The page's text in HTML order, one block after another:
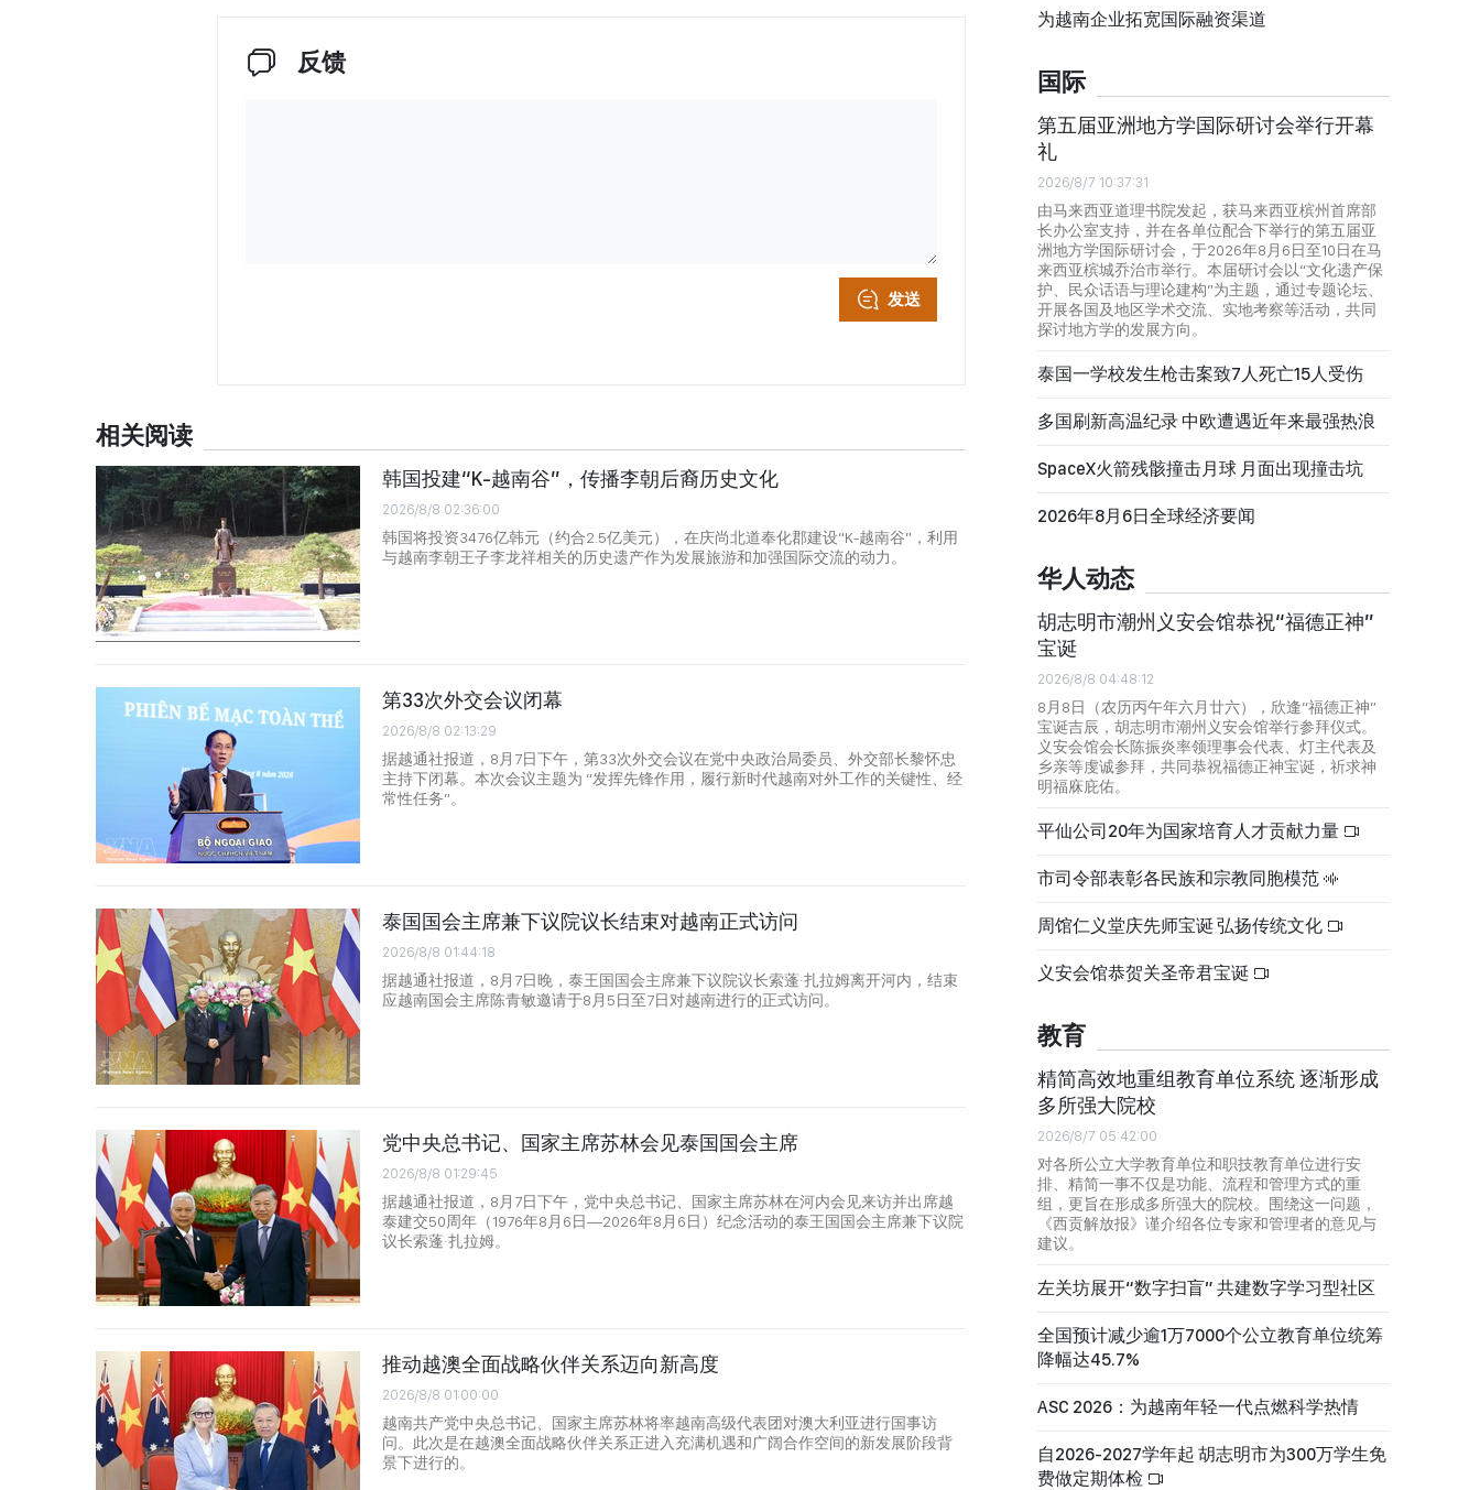
反馈
发送
相关阅读
韩国投建“K-越南谷”，传播李朝后裔历史文化
2026/8/8 02:36:00
韩国将投资3476亿韩元（约合2.5亿美元），在庆尚北道奉化郡建设“K-越南谷”，利用
与越南李朝王子李龙祥相关的历史遗产作为发展旅游和加强国际交流的动力。
第33次外交会议闭幕
2026/8/8 02:13:29
据越通社报道，8月7日下午，第33次外交会议在党中央政治局委员、外交部长黎怀忠
主持下闭幕。本次会议主题为 “发挥先锋作用，履行新时代越南对外工作的关键性、经
常性任务”。
泰国国会主席兼下议院议长结束对越南正式访问
2026/8/8 01:44:18
据越通社报道，8月7日晚，泰王国国会主席兼下议院议长索蓬·扎拉姆离开河内，结束
应越南国会主席陈青敏邀请于8月5日至7日对越南进行的正式访问。
党中央总书记、国家主席苏林会见泰国国会主席
2026/8/8 01:29:45
据越通社报道，8月7日下午，党中央总书记、国家主席苏林在河内会见来访并出席越
泰建交50周年（1976年8月6日—2026年8月6日）纪念活动的泰王国国会主席兼下议院
议长索蓬·扎拉姆。
推动越澳全面战略伙伴关系迈向新高度
2026/8/8 01:00:00
越南共产党中央总书记、国家主席苏林将率越南高级代表团对澳大利亚进行国事访
问。此次是在越澳全面战略伙伴关系正进入充满机遇和广阔合作空间的新发展阶段背
景下进行的。
为越南企业拓宽国际融资渠道
国际
第五届亚洲地方学国际研讨会举行开幕
礼
2026/8/7 10:37:31
由马来西亚道理书院发起，获马来西亚槟州首席部
长办公室支持，并在各单位配合下举行的第五届亚
洲地方学国际研讨会，于2026年8月6日至10日在马
来西亚槟城乔治市举行。本届研讨会以“文化遗产保
护、民众话语与理论建构”为主题，通过专题论坛、
开展各国及地区学术交流、实地考察等活动，共同
探讨地方学的发展方向。
泰国一学校发生枪击案致7人死亡15人受伤
多国刷新高温纪录 中欧遭遇近年来最强热浪
SpaceX火箭残骸撞击月球 月面出现撞击坑
2026年8月6日全球经济要闻
华人动态
胡志明市潮州义安会馆恭祝“福德正神”
宝诞
2026/8/8 04:48:12
8月8日（农历丙午年六月廿六），欣逢“福德正神”
宝诞吉辰，胡志明市潮州义安会馆举行参拜仪式。
义安会馆会长陈振炎率领理事会代表、灯主代表及
乡亲等虔诚参拜，共同恭祝福德正神宝诞，祈求神
明福庥庇佑。
平仙公司20年为国家培育人才贡献力量
市司令部表彰各民族和宗教同胞模范
周馆仁义堂庆先师宝诞 弘扬传统文化
义安会馆恭贺关圣帝君宝诞
教育
精简高效地重组教育单位系统 逐渐形成
多所强大院校
2026/8/7 05:42:00
对各所公立大学教育单位和职技教育单位进行安
排、精简一事不仅是功能、流程和管理方式的重
组，更旨在形成多所强大的院校。围绕这一问题，
《西贡解放报》谨介绍各位专家和管理者的意见与
建议。
左关坊展开“数字扫盲” 共建数字学习型社区
全国预计减少逾1万7000个公立教育单位统筹
降幅达45.7%
ASC 2026：为越南年轻一代点燃科学热情
自2026-2027学年起 胡志明市为300万学生免
费做定期体检